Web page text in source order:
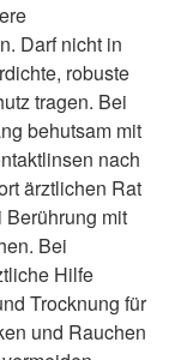
Darf nicht in
robuste
tragen. Bei
behutsam mit
nach
ärztlichen Rat
mit
Bei
Hilfe
Trocknung für
und Rauchen